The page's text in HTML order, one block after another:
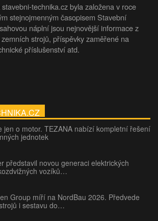
technika.cz byla založena v roce
stejnojmenným časopisem Stavební
náplní jsou nejnovější informace z
strojů, příspěvky zaměřené na
příslušenství atd.
jen o motor. TEZANA nabízí kompletní řešení
jednotek
představil novou generaci elektrických
vozíků…
Group míří na NordBau 2026. Předvede
i sestavu do…